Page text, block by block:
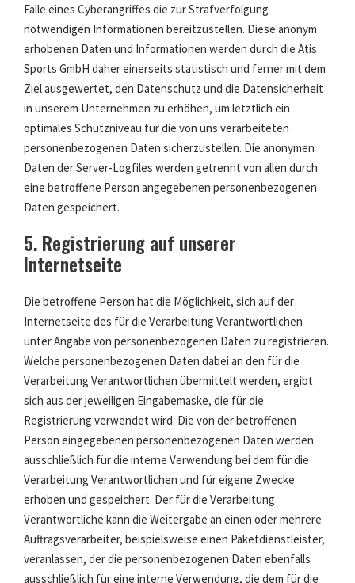
Falle eines Cyberangriffes die zur Strafverfolgung
notwendigen Informationen bereitzustellen. Diese anonym
erhobenen Daten und Informationen werden durch die Atis
Sports GmbH daher einerseits statistisch und ferner mit dem
Ziel ausgewertet, den Datenschutz und die Datensicherheit
in unserem Unternehmen zu erhöhen, um letztlich ein
optimales Schutzniveau für die von uns verarbeiteten
personenbezogenen Daten sicherzustellen. Die anonymen
Daten der Server-Logfiles werden getrennt von allen durch
eine betroffene Person angegebenen personenbezogenen
Daten gespeichert.
5. Registrierung auf unserer
Internetseite
Die betroffene Person hat die Möglichkeit, sich auf der
Internetseite des für die Verarbeitung Verantwortlichen
unter Angabe von personenbezogenen Daten zu registrieren.
Welche personenbezogenen Daten dabei an den für die
Verarbeitung Verantwortlichen übermittelt werden, ergibt
sich aus der jeweiligen Eingabemaske, die für die
Registrierung verwendet wird. Die von der betroffenen
Person eingegebenen personenbezogenen Daten werden
ausschließlich für die interne Verwendung bei dem für die
Verarbeitung Verantwortlichen und für eigene Zwecke
erhoben und gespeichert. Der für die Verarbeitung
Verantwortliche kann die Weitergabe an einen oder mehrere
Auftragsverarbeiter, beispielsweise einen Paketdienstleister,
veranlassen, der die personenbezogenen Daten ebenfalls
ausschließlich für eine interne Verwendung, die dem für die